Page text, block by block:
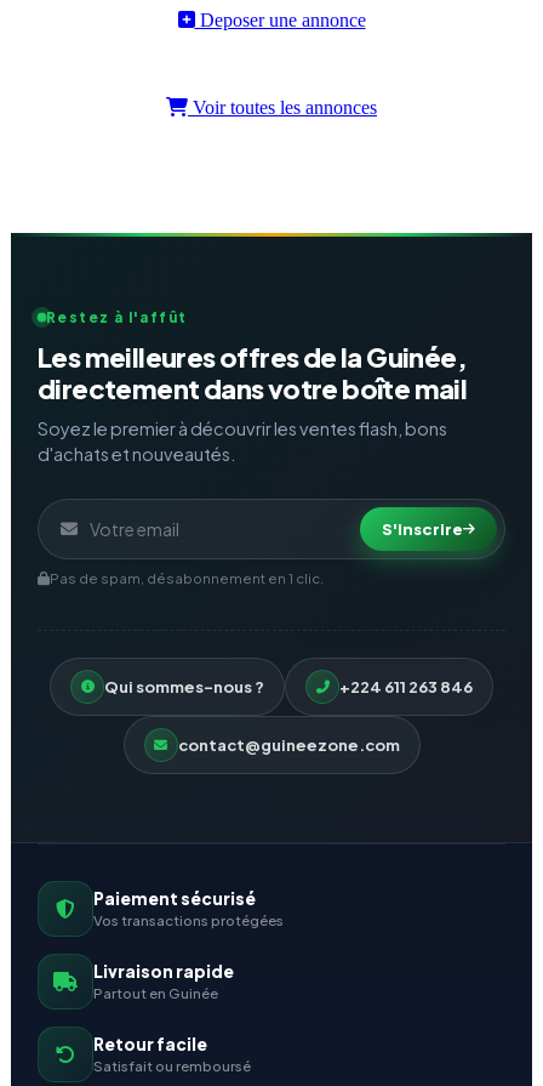
Deposer une annonce
Voir toutes les annonces
Restez à l'affût
Les meilleures offres de la Guinée,
directement dans votre boîte mail
Soyez le premier à découvrir les ventes flash, bons
d'achats et nouveautés.
S'inscrire
Pas de spam, désabonnement en 1 clic.
Qui sommes-nous ? +224 611 263 846
contact@guineezone.com
Paiement sécurisé
Vos transactions protégées
Livraison rapide
Partout en Guinée
Retour facile
Satisfait ou remboursé